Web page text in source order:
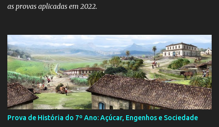
as provas aplicadas em 2022.
Prova de História do 7º Ano: Açúcar, Engenhos e Sociedade